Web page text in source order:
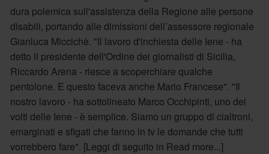
dura polemica sull'assistenza della Regione alle persone
disabili, portando alle dimissioni dell’assessore regionale
Gianluca Miccichè. "Il lavoro d'inchiesta delle Iene - ha
detto il presidente dell'Ordine dei giornalisti di Sicilia,
Riccardo Arena - riesce a scoperchiare qualche
pentolone. E questo faceva anche Mario Francese". "Il
nostro lavoro - ha sottolineato Marco Occhipinti, uno dei
volti delle Iene - è semplice. Siamo un gruppo di cialtroni,
emarginati e sfigati che fanno in tv le domande che tutti
vorrebbero fare". [Leggi di seguito in Read more...]